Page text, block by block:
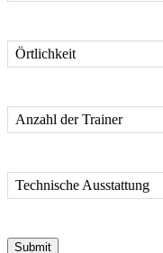
Örtlichkeit
Anzahl der Trainer
Technische Ausstattung
Submit